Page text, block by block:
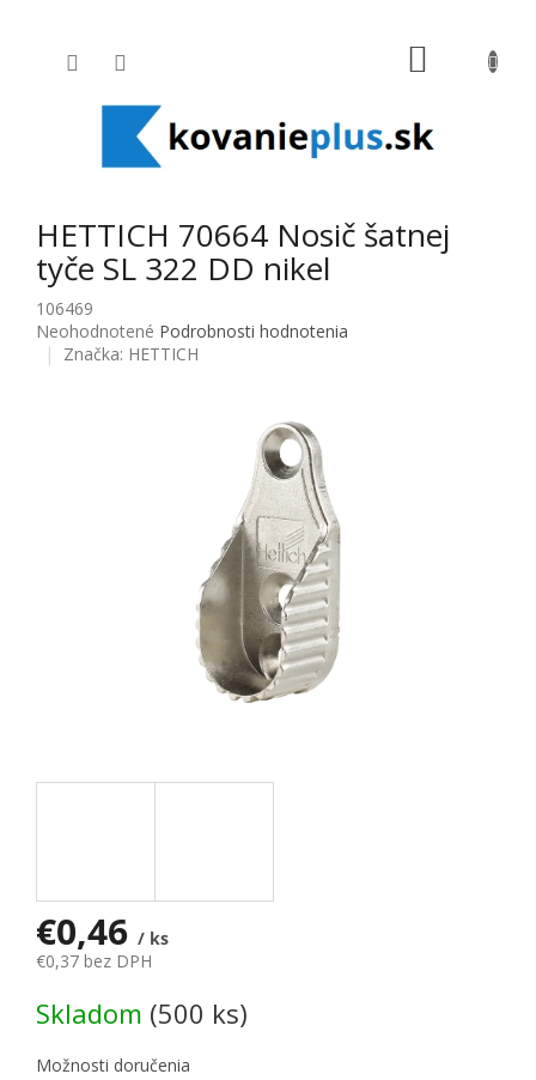
HETTICH 70664 Nosič šatnej
tyče SL 322 DD nikel
106469
Priemerné hodnotenie produktu je 0,0 z 5 hviezdičiek.
Neohodnotené Podrobnosti hodnotenia
Značka: HETTICH
€0,46 / ks
€0,37 bez DPH
Skladom (500 ks)
Možnosti doručenia